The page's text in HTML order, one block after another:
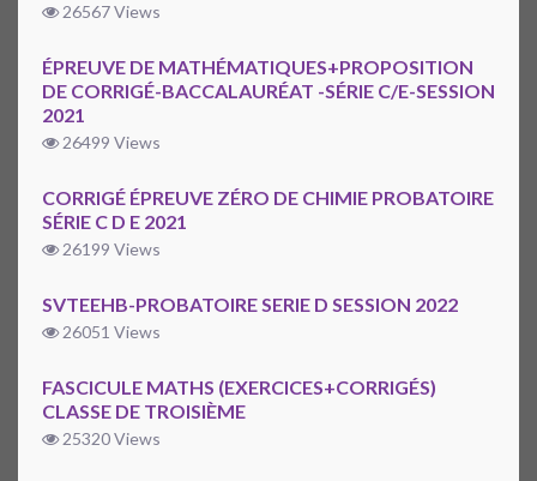
26567 Views
ÉPREUVE DE MATHÉMATIQUES+PROPOSITION
DE CORRIGÉ-BACCALAURÉAT -SÉRIE C/E-SESSION
2021
26499 Views
CORRIGÉ ÉPREUVE ZÉRO DE CHIMIE PROBATOIRE
SÉRIE C D E 2021
26199 Views
SVTEEHB-PROBATOIRE SERIE D SESSION 2022
26051 Views
FASCICULE MATHS (EXERCICES+CORRIGÉS)
CLASSE DE TROISIÈME
25320 Views